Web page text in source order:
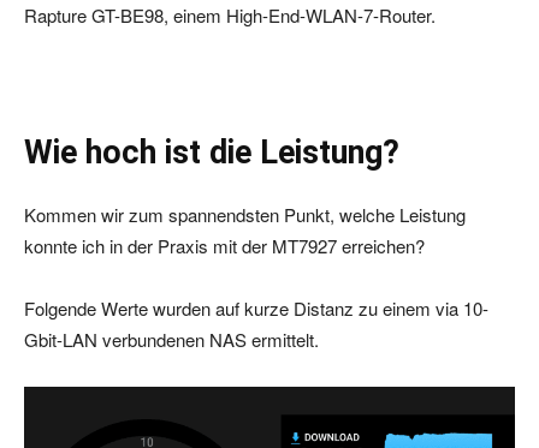
Rapture GT-BE98, einem High-End-WLAN-7-Router.
Wie hoch ist die Leistung?
Kommen wir zum spannendsten Punkt, welche Leistung
konnte ich in der Praxis mit der MT7927 erreichen?
Folgende Werte wurden auf kurze Distanz zu einem via 10-
Gbit-LAN verbundenen NAS ermittelt.